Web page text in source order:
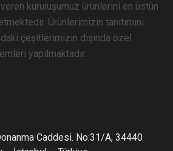
kuruluşumuz ürünlerini en üstün
Ürünlerimizin tanıtımını
çeşitlerimizin dışında özel
yapılmaktadır.
Caddesi. No:31/A, 34440